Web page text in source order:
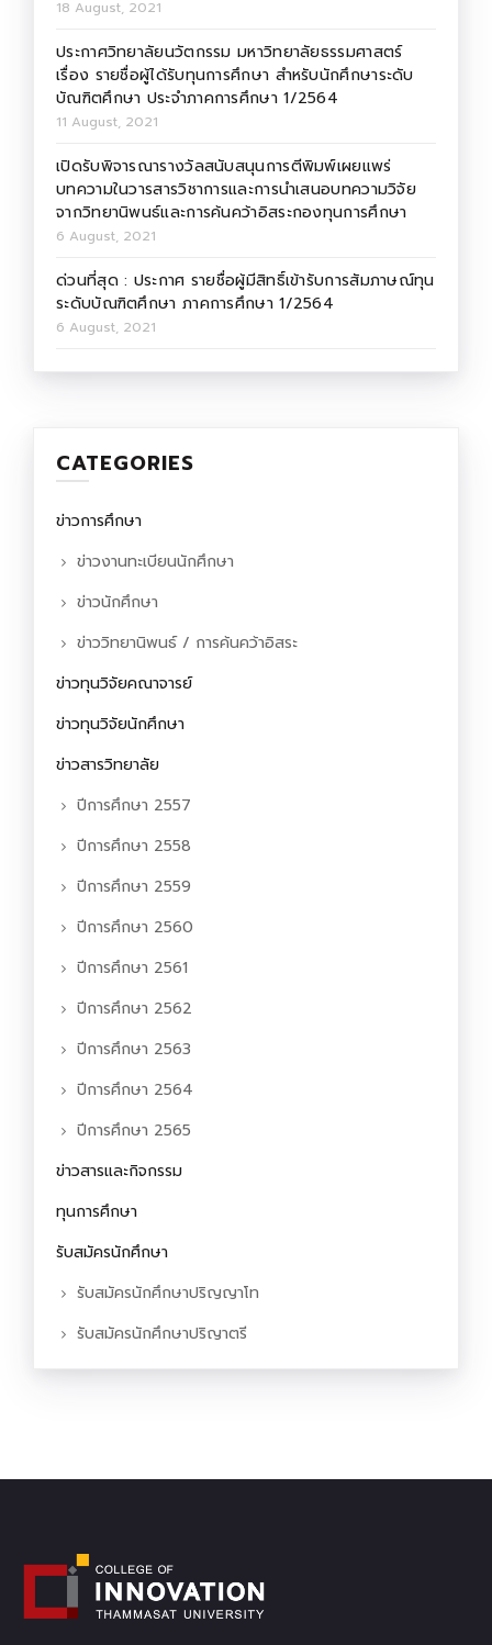
18 August, 2021
ประกาศวิทยาลัยนวัตกรรม มหาวิทยาลัยธรรมศาสตร์
เรื่อง รายชื่อผู้ได้รับทุนการศึกษา สำหรับนักศึกษาระดับ
บัณฑิตศึกษา ประจำภาคการศึกษา 1/2564
11 August, 2021
เปิดรับพิจารณารางวัลสนับสนุนการตีพิมพ์เผยแพร่
บทความในวารสารวิชาการและการนำเสนอบทความวิจัย
จากวิทยานิพนธ์และการค้นคว้าอิสระกองทุนการศึกษา
6 August, 2021
ด่วนที่สุด : ประกาศ รายชื่อผู้มีสิทธิ์เข้ารับการสัมภาษณ์ทุน
ระดับบัณฑิตศึกษา ภาคการศึกษา 1/2564
6 August, 2021
CATEGORIES
ข่าวการศึกษา
ข่าวงานทะเบียนนักศึกษา
ข่าวนักศึกษา
ข่าววิทยานิพนธ์ / การค้นคว้าอิสระ
ข่าวทุนวิจัยคณาจารย์
ข่าวทุนวิจัยนักศึกษา
ข่าวสารวิทยาลัย
ปีการศึกษา 2557
ปีการศึกษา 2558
ปีการศึกษา 2559
ปีการศึกษา 2560
ปีการศึกษา 2561
ปีการศึกษา 2562
ปีการศึกษา 2563
ปีการศึกษา 2564
ปีการศึกษา 2565
ข่าวสารและกิจกรรม
ทุนการศึกษา
รับสมัครนักศึกษา
รับสมัครนักศึกษาปริญญาโท
รับสมัครนักศึกษาปริญาตรี